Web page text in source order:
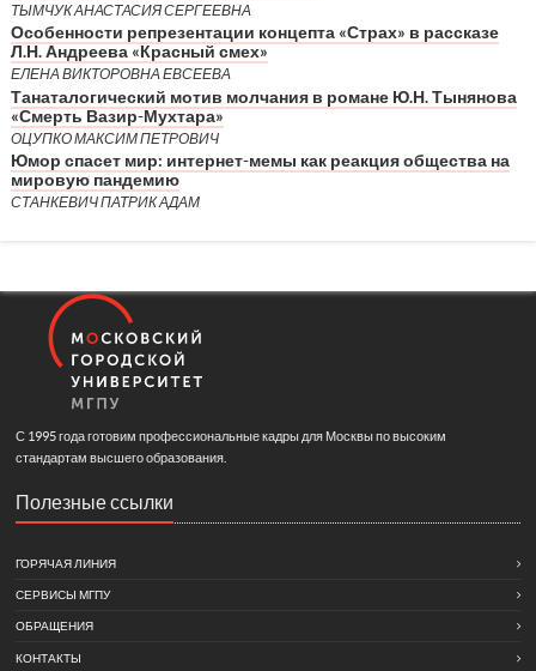
ТЫМЧУК АНАСТАСИЯ СЕРГЕЕВНА
Особенности репрезентации концепта «Страх» в рассказе
Л.Н. Андреева «Красный смех»
ЕЛЕНА ВИКТОРОВНА ЕВСЕЕВА
Танаталогический мотив молчания в романе Ю.Н. Тынянова
«Смерть Вазир-Мухтара»
ОЦУПКО МАКСИМ ПЕТРОВИЧ
Юмор спасет мир: интернет-мемы как реакция общества на
мировую пандемию
СТАНКЕВИЧ ПАТРИК АДАМ
С 1995 года готовим профессиональные кадры для Москвы по высоким
стандартам высшего образования.
Полезные ссылки
ГОРЯЧАЯ ЛИНИЯ
СЕРВИСЫ МГПУ
ОБРАЩЕНИЯ
КОНТАКТЫ